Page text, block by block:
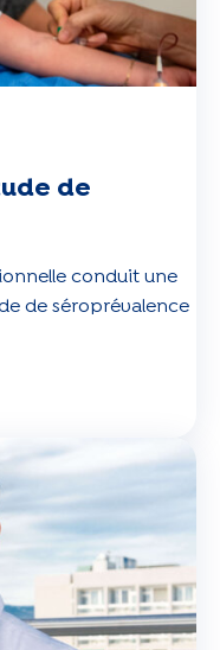
de
conduit une
de séroprévalence